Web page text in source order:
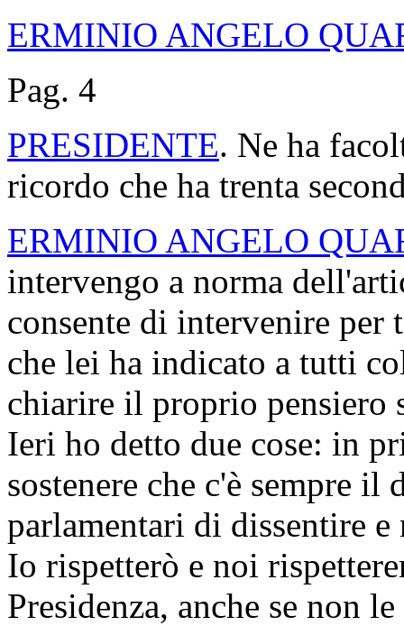
ERMINIO ANGELO
Pag. 4
PRESIDENTE. Ne ha
ricordo che ha trenta
ERMINIO ANGELO
intervengo a norma
consente di intervenire per
che lei ha indicato a tutti
chiarire il proprio pensiero
Ieri ho detto due cose: in
sostenere che c'è sempre
parlamentari di dissentire
Io rispetterò e noi
Presidenza, anche se non